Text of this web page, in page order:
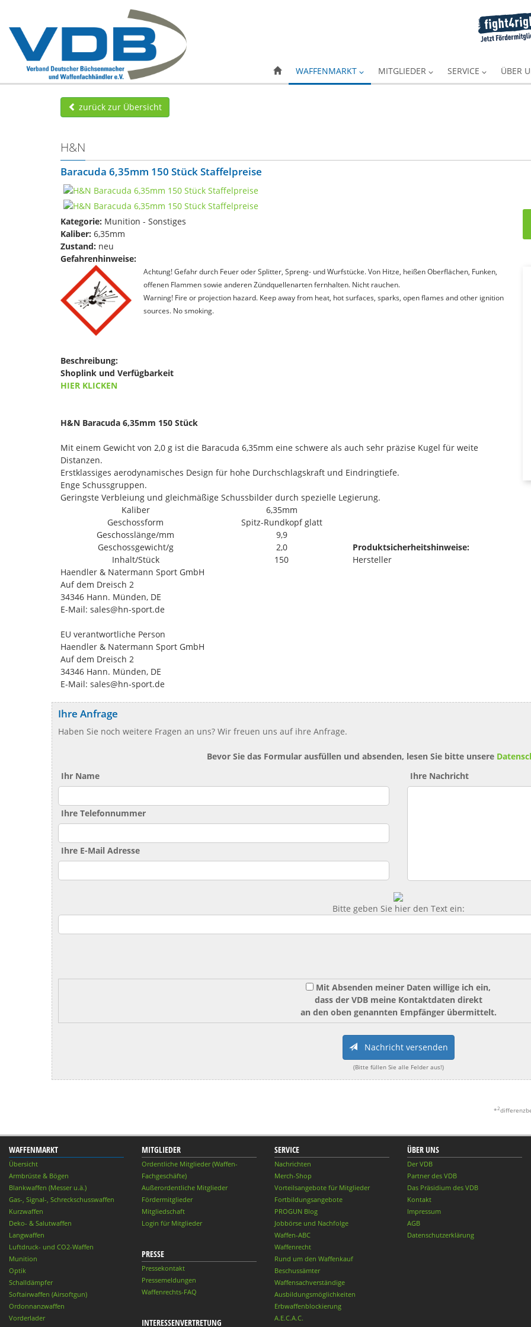
WAFFENMARKT MITGLIEDER SERVICE ÜBER
zurück zur Übersicht
H&N
Baracuda 6,35mm 150 Stück Staffelpreise
Kategorie: Munition - Sonstiges
Kaliber: 6,35mm
Zustand: neu
Gefahrenhinweise:
Achtung! Gefahr durch Feuer oder Splitter, Spreng- und Wurfstücke. Von Hitze, heißen Oberflächen, Funken,
offenen Flammen sowie anderen Zündquellenarten fernhalten. Nicht rauchen.
Warning! Fire or projection hazard. Keep away from heat, hot surfaces, sparks, open flames and other ignition
sources. No smoking.
Beschreibung:
Shoplink und Verfügbarkeit
HIER KLICKEN
H&N Baracuda 6,35mm 150 Stück
Mit einem Gewicht von 2,0 g ist die Baracuda 6,35mm eine schwere als auch sehr präzise Kugel für weite
Distanzen.
Erstklassiges aerodynamisches Design für hohe Durchschlagskraft und Eindringtiefe.
Enge Schussgruppen.
Geringste Verbleiung und gleichmäßige Schussbilder durch spezielle Legierung.
Kaliber
6,35mm
Geschossform
Spitz-Rundkopf glatt
Geschosslänge/mm
9,9
Geschossgewicht/g
2,0
Inhalt/Stück
150
Produktsicherheitshinweise:
Hersteller
Haendler & Natermann Sport GmbH
Auf dem Dreisch 2
34346 Hann. Münden, DE
E-Mail: sales@hn-sport.de
EU verantwortliche Person
Haendler & Natermann Sport GmbH
Auf dem Dreisch 2
34346 Hann. Münden, DE
E-Mail: sales@hn-sport.de
Ihre Anfrage
Haben Sie noch weitere Fragen an uns? Wir freuen uns auf ihre Anfrage.
Bevor Sie das Formular ausfüllen und absenden, lesen Sie bitte unsere
Ihr Name
Ihre Telefonnummer
Ihre E-Mail Adresse
Ihre Nachricht
Bitte geben Sie hier den Text ein:
Mit Absenden meiner Daten willige ich ein,
dass der VDB meine Kontaktdaten direkt
an den oben genannten Empfänger übermittelt.
Nachricht versenden
(Bitte füllen Sie alle Felder aus!)
*2
WAFFENMARKT
Übersicht
Armbrüste & Bögen
Blankwaffen (Messer u.ä.)
Gas-, Signal-, Schreckschusswaffen
Kurzwaffen
Deko- & Salutwaffen
Langwaffen
Luftdruck- und CO2-Waffen
Munition
Optik
Schalldämpfer
Softairwaffen (Airsoftgun)
Ordonnanzwaffen
Vorderlader
MITGLIEDER
Ordentliche Mitglieder (Waffen-
Fachgeschäfte)
Außerordentliche Mitglieder
Fördermitglieder
Mitgliedschaft
Login für Mitglieder
PRESSE
Pressekontakt
Pressemeldungen
Waffenrechts-FAQ
INTERESSENVERTRETUNG
SERVICE
Nachrichten
Merch-Shop
Vorteilsangebote für Mitglieder
Fortbildungsangebote
PROGUN Blog
Jobbörse und Nachfolge
Waffen-ABC
Waffenrecht
Rund um den Waffenkauf
Beschussämter
Waffensachverständige
Ausbildungsmöglichkeiten
Erbwaffenblockierung
A.E.C.A.C.
ÜBER UNS
Der VDB
Partner des VDB
Das Präsidium des VDB
Kontakt
Impressum
AGB
Datenschutzerklärung